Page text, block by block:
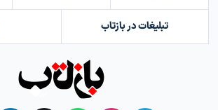
تبلیغات در بازتاب